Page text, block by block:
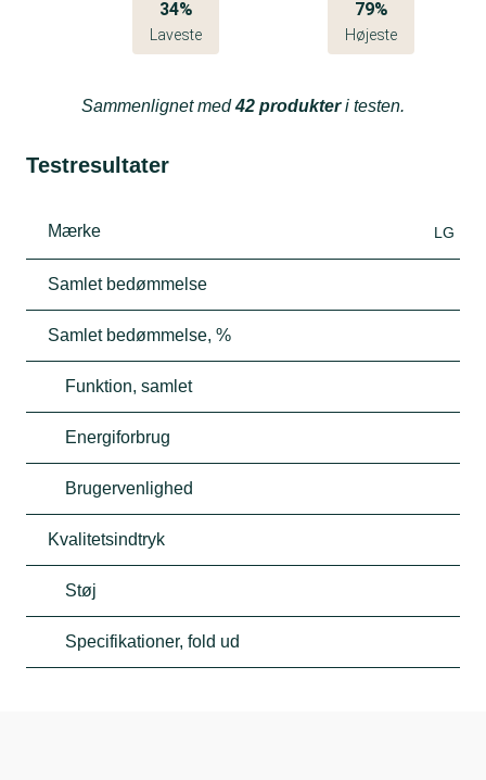
34%
Laveste
79%
Højeste
Sammenlignet med42 produkteri testen.
Testresultater
Mærke LG
Samlet bedømmelse
Samlet bedømmelse, %
Funktion, samlet
Energiforbrug
Brugervenlighed
Kvalitetsindtryk
Støj
Specifikationer, fold ud